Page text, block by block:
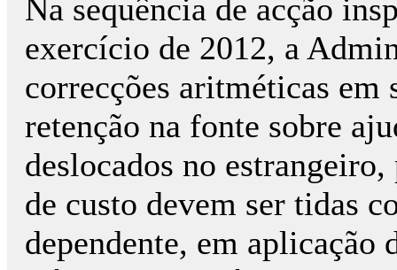
Na sequência de acção
exercício de 2012, a
correcções aritméticas em
retenção na fonte sobre
deslocados no
de custo devem ser tidas
dependente, em aplicação